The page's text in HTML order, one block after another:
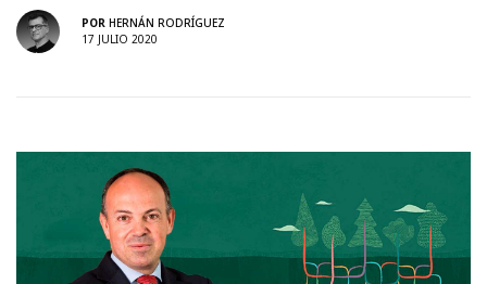
POR HERNÁN RODRÍGUEZ
17 JULIO 2020